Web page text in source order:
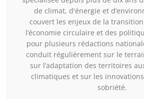
de climat, d'énergie et
couvert les enjeux de la
l’économie circulaire et des
pour plusieurs rédactions
conduit régulièrement sur le
sur l’adaptation des territoires
climatiques et sur les
sobriété.